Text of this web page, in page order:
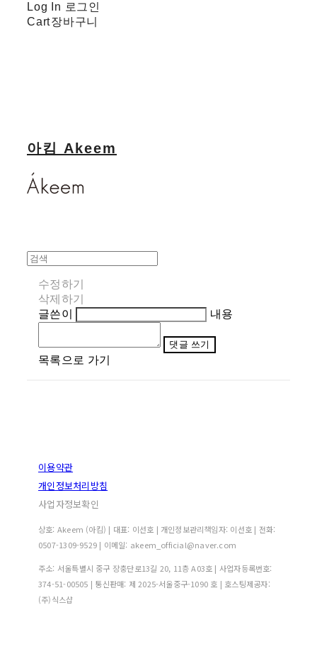
Log In 로그인
Cart장바구니
아킴 Akeem
수정하기
삭제하기
글쓴이
내용
댓글 쓰기
목록으로 가기
이용약관
개인정보처리방침
사업자정보확인
상호: Akeem (아킴) | 대표: 이선호 | 개인정보관리책임자: 이선호 | 전화:
0507-1309-9529 | 이메일: akeem_official@naver.com
주소: 서울특별시 중구 장충단로13길 20, 11층 A03호 | 사업자등록번호:
374-51-00505 | 통신판매: 제 2025-서울중구-1090 호 | 호스팅제공자:
(주)식스샵